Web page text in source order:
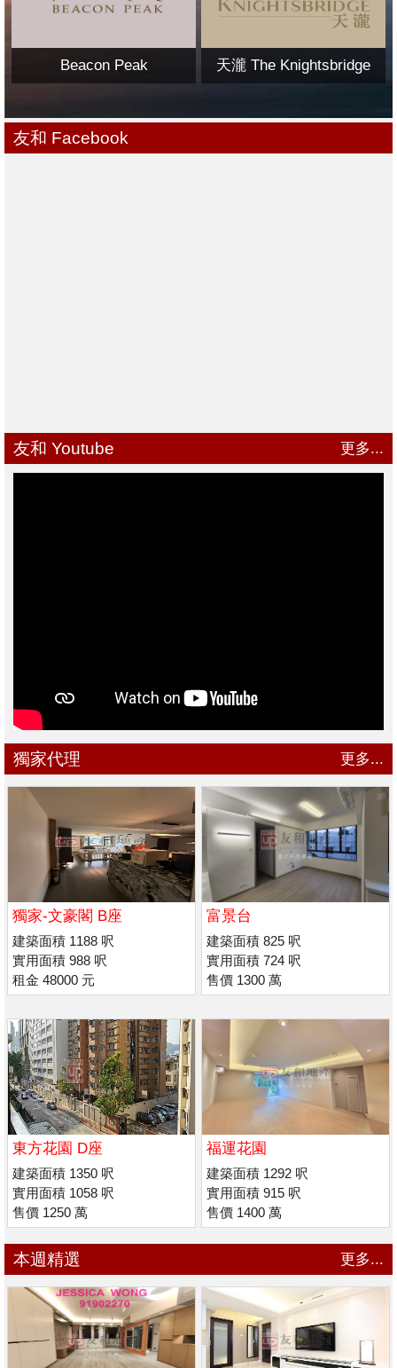
Beacon Peak 天瀧 The Knightsbridge
友和 Facebook
友和 Youtube 更多...
獨家代理 更多...
獨家-文豪閣 B座
建築面積 1188 呎
實用面積 988 呎
租金 48000 元
富景台
建築面積 825 呎
實用面積 724 呎
售價 1300 萬
東方花園 D座
建築面積 1350 呎
實用面積 1058 呎
售價 1250 萬
福運花園
建築面積 1292 呎
實用面積 915 呎
售價 1400 萬
本週精選 更多...